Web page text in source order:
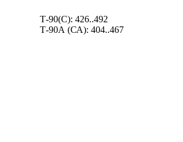
Т-90(С): 426..492
Т-90А (СА): 404..467